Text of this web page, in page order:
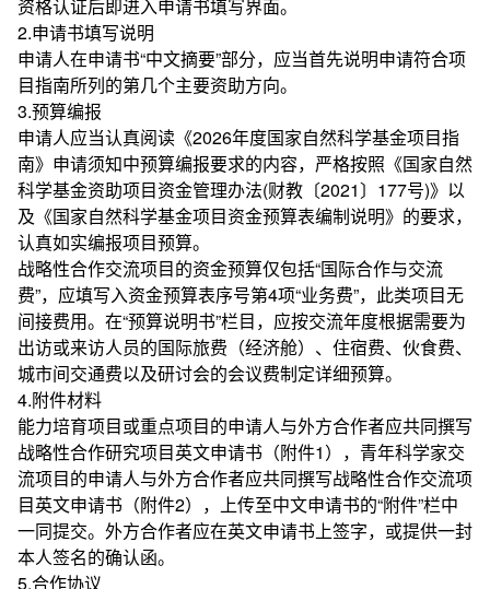
资格认证后即进入申请书填写界面。
2.申请书填写说明
申请人在申请书“中文摘要”部分，应当首先说明申请符合项
目指南所列的第几个主要资助方向。
3.预算编报
申请人应当认真阅读《2026年度国家自然科学基金项目指
南》申请须知中预算编报要求的内容，严格按照《国家自然
科学基金资助项目资金管理办法(财教〔2021〕177号)》以
及《国家自然科学基金项目资金预算表编制说明》的要求，
认真如实编报项目预算。
战略性合作交流项目的资金预算仅包括“国际合作与交流
费”，应填写入资金预算表序号第4项“业务费”，此类项目无
间接费用。在“预算说明书”栏目，应按交流年度根据需要为
出访或来访人员的国际旅费（经济舱）、住宿费、伙食费、
城市间交通费以及研讨会的会议费制定详细预算。
4.附件材料
能力培育项目或重点项目的申请人与外方合作者应共同撰写
战略性合作研究项目英文申请书（附件1），青年科学家交
流项目的申请人与外方合作者应共同撰写战略性合作交流项
目英文申请书（附件2），上传至中文申请书的“附件”栏中
一同提交。外方合作者应在英文申请书上签字，或提供一封
本人签名的确认函。
5.合作协议